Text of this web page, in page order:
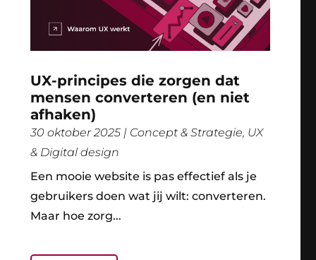
UX-principes die zorgen dat
mensen converteren (en niet
afhaken)
30 oktober 2025| Concept & Strategie, UX
& Digital design
Een mooie website is pas effectief als je
gebruikers doen wat jij wilt: converteren.
Maar hoe zorg...